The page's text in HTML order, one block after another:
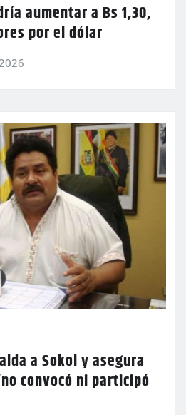
aumentar a Bs 1,30,
por el dólar
a Sokol y asegura
convocó ni participó